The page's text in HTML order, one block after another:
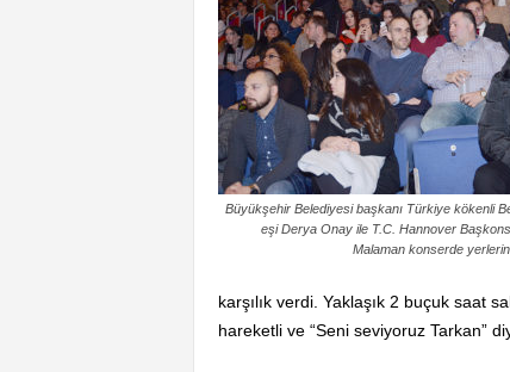
Büyükşehir Belediyesi başkanı Türkiye kökenli
eşi Derya Onay ile T.C. Hannover
Malaman konserde yerlerini
karşılık verdi. Yaklaşık 2 buçuk saat
hareketli ve “Seni seviyoruz Tarkan”